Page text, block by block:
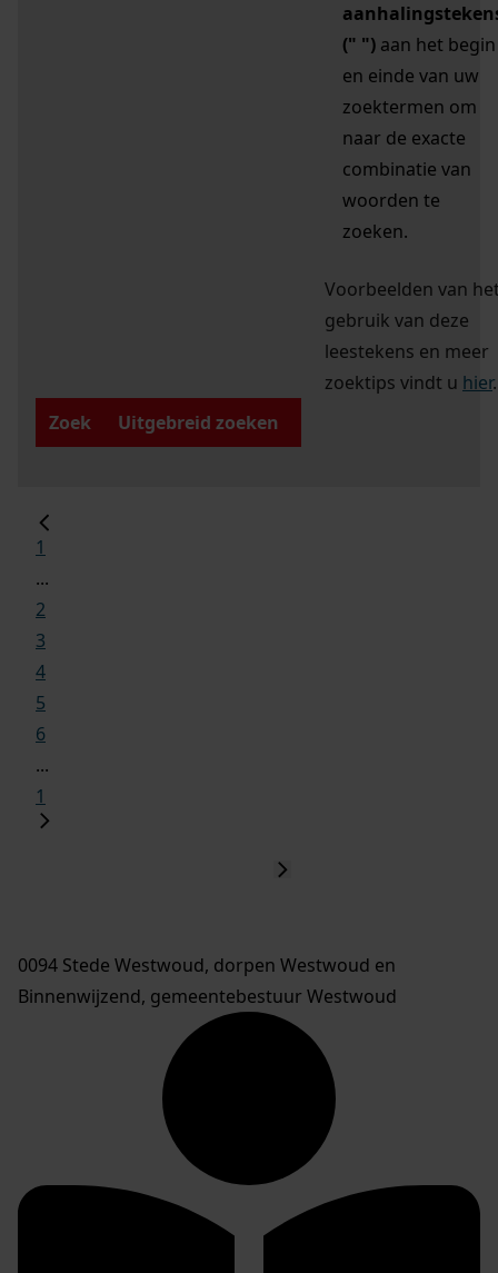
(" ") aan het begin
en einde van uw
zoektermen om
naar de exacte
combinatie van
woorden te
zoeken.
Voorbeelden van
gebruik van deze
leestekens en meer
zoektips vindt u hier.
Zoek
Uitgebreid zoeken
1
...
2
3
4
5
6
...
1
0094 Stede Westwoud, dorpen Westwoud en
Binnenwijzend, gemeentebestuur Westwoud